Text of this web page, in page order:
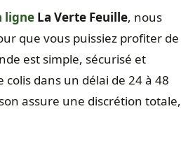
ligne La Verte Feuille, nous
que vous puissiez profiter de
est simple, sécurisé et
dans un délai de 24 à 48
assure une discrétion totale,